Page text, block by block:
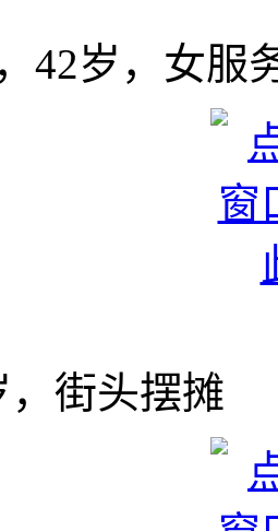
42岁，女服
，街头摆摊